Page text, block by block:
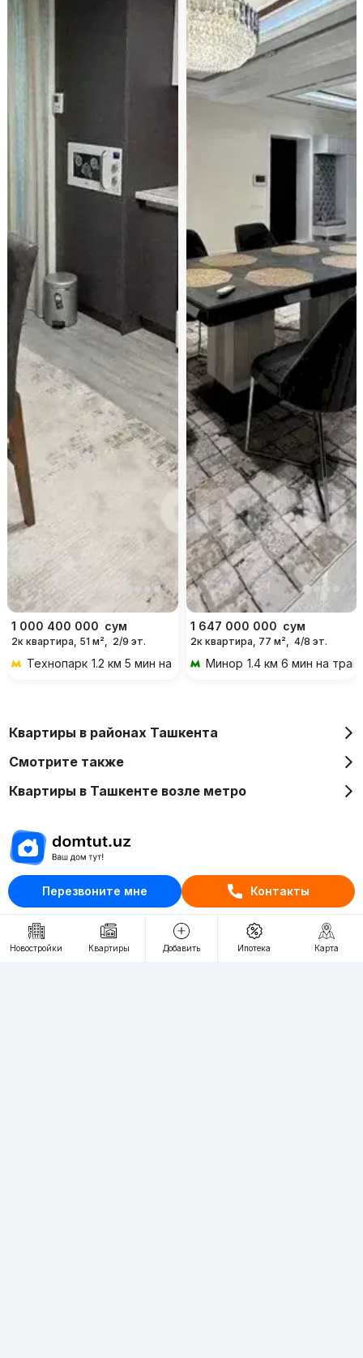
Перезвоните мне Контакты
1 000 400 000 сум
2к квартира, 51 м², 2/9 эт.
Технопарк 1.2 км 5 мин на транспорте
1 647 000 000 сум
2к квартира, 77 м², 4/8 эт.
Минор 1.4 км 6 мин на
Новостройки Квартиры Добавить Ипотека Карта
Квартиры в районах Ташкента
Смотрите также
Квартиры в Ташкенте возле метро
Отдел рекламы
+998 (78) 113-20-86
+998 (93) 390-30-10